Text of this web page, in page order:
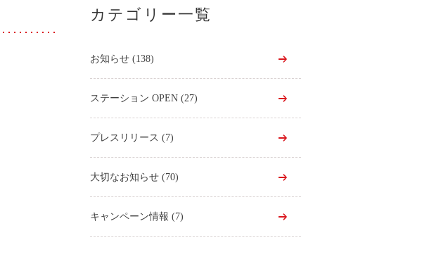
カテゴリー一覧
お知らせ (138)
ステーション OPEN (27)
プレスリリース (7)
大切なお知らせ (70)
キャンペーン情報 (7)